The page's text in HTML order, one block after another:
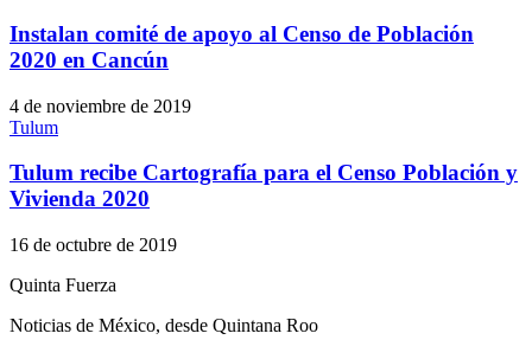
Instalan comité de apoyo al Censo de Población
2020 en Cancún
4 de noviembre de 2019
Tulum
Tulum recibe Cartografía para el Censo Población y
Vivienda 2020
16 de octubre de 2019
Quinta Fuerza
Noticias de México, desde Quintana Roo